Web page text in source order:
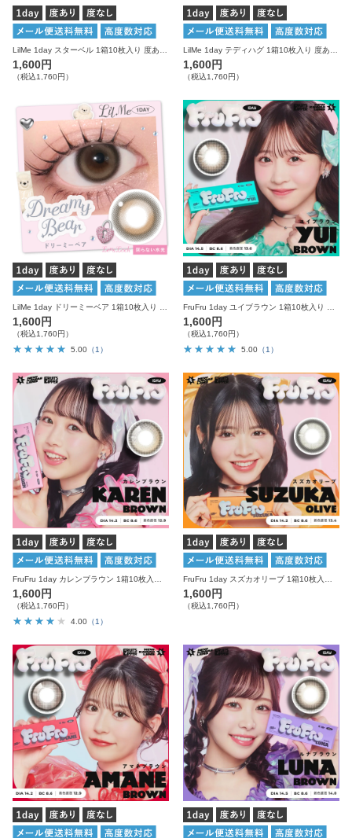
1,600円
（税込1,760円）
1,600円
（税込1,760円）
1,600円
（税込1,760円）
5.00 （1）
1,600円
（税込1,760円）
5.00 （1）
FruFru 1day カレンブラウン 1箱10枚入り 度あり 度なし フルフル カラコン ワンデー
1,600円
（税込1,760円）
4.00 （1）
FruFru 1day スズカオリーブ 1箱10枚入り 度あり 度なし フルフル カラコン ワンデー
1,600円
（税込1,760円）